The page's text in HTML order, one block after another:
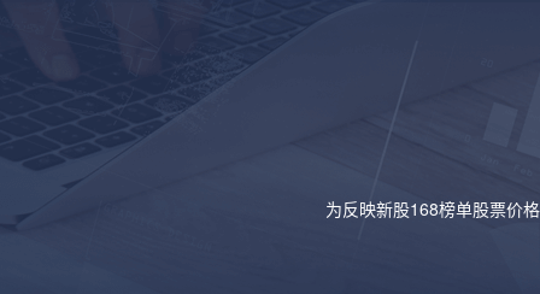
为反映新股168榜单股票价